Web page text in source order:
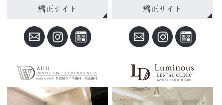
矯正サイト 矯正サイト